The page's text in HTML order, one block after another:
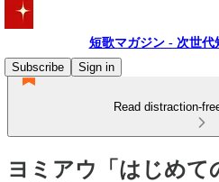
短歌マガジン - 次世代
Subscribe
Sign in
Read distraction-
ヨミアウ「はじめて